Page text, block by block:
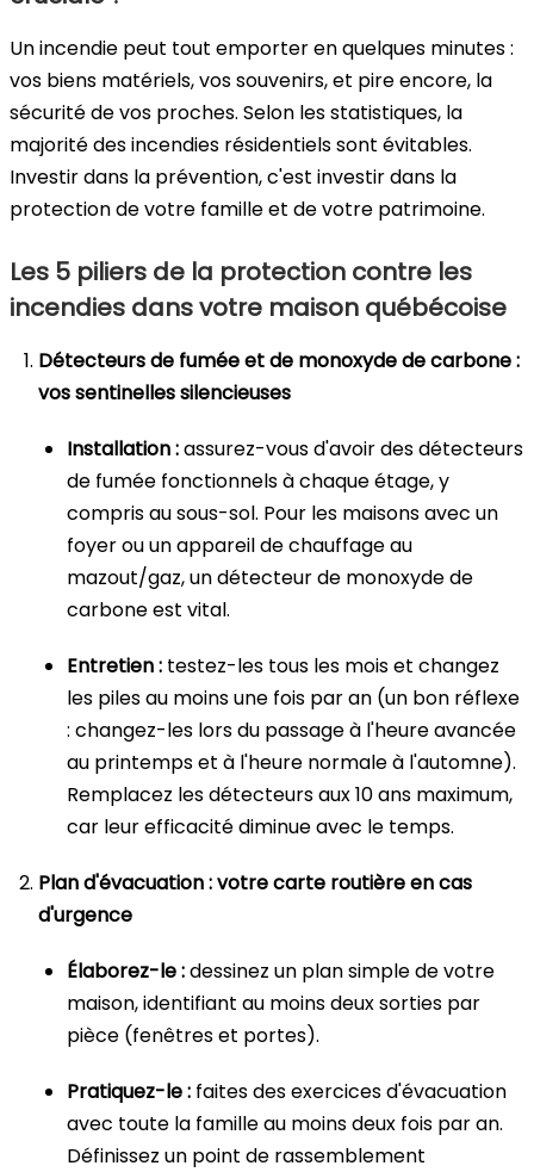
Un incendie peut tout emporter en quelques minutes :
vos biens matériels, vos souvenirs, et pire encore, la
sécurité de vos proches. Selon les statistiques, la
majorité des incendies résidentiels sont évitables.
Investir dans la prévention, c'est investir dans la
protection de votre famille et de votre patrimoine.
Les 5 piliers de la protection contre les
incendies dans votre maison québécoise
Détecteurs de fumée et de monoxyde de carbone :
vos sentinelles silencieuses
Installation :assurez-vous d'avoir des détecteurs
de fumée fonctionnels à chaque étage, y
compris au sous-sol. Pour les maisons avec un
foyer ou un appareil de chauffage au
mazout/gaz, un détecteur de monoxyde de
carbone est vital.
Entretien : testez-les tous les mois et changez
les piles au moins une fois par an (un bon réflexe
: changez-les lors du passage à l'heure avancée
au printemps et à l'heure normale à l'automne).
Remplacez les détecteurs aux 10 ans maximum,
car leur efficacité diminue avec le temps.
Plan d'évacuation : votre carte routière en cas
d'urgence
Élaborez-le :dessinez un plan simple de votre
maison, identifiant au moins deux sorties par
pièce (fenêtres et portes).
Pratiquez-le : faites des exercices d'évacuation
avec toute la famille au moins deux fois par an.
Définissez un point de rassemblement